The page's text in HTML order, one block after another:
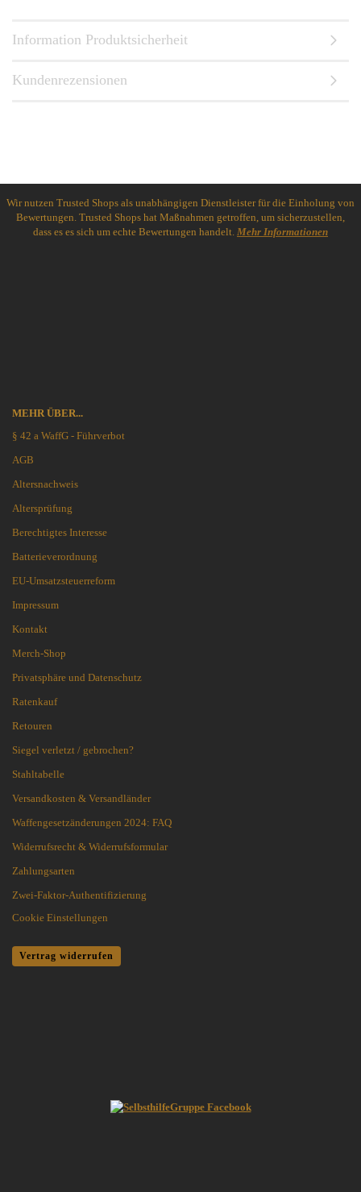
Information Produktsicherheit
Kundenrezensionen
Wir nutzen Trusted Shops als unabhängigen Dienstleister für die Einholung von
Bewertungen. Trusted Shops hat Maßnahmen getroffen, um sicherzustellen,
dass es es sich um echte Bewertungen handelt. Mehr Informationen
MEHR ÜBER...
§ 42 a WaffG - Führverbot
AGB
Altersnachweis
Altersprüfung
Berechtigtes Interesse
Batterieverordnung
EU-Umsatzsteuerreform
Impressum
Kontakt
Merch-Shop
Privatsphäre und Datenschutz
Ratenkauf
Retouren
Siegel verletzt / gebrochen?
Stahltabelle
Versandkosten & Versandländer
Waffengesetzänderungen 2024: FAQ
Widerrufsrecht & Widerrufsformular
Zahlungsarten
Zwei-Faktor-Authentifizierung
Cookie Einstellungen
Vertrag widerrufen